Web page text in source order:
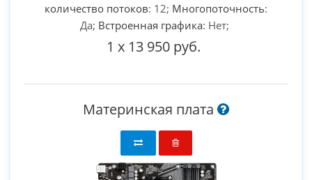
количество потоков: 12; Многопоточность:
Да; Встроенная графика: Нет;
1 x 13 950 руб.
Материнская плата